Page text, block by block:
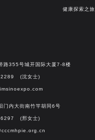
健康探索之旅
路355号城开国际大厦7-8楼
(沈女士)
门内大街南竹竿胡同6号
(邢女士)